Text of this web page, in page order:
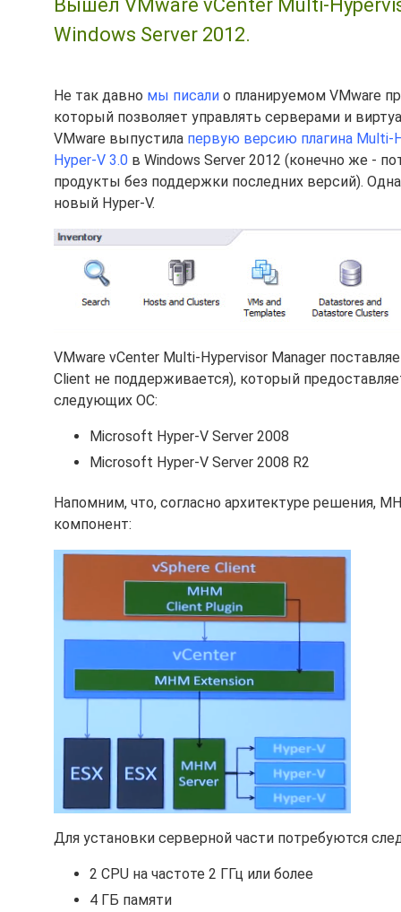
Вышел VMware vCenter Multi-
Windows Server 2012.
Не так давно мы писали о планируемом VMware
который позволяет управлять серверами и
VMware выпустила первую версию плагина Multi-
Hyper-V 3.0 в Windows Server 2012 (конечно же -
продукты без поддержки последних версий).
новый Hyper-V.
VMware vCenter Multi-Hypervisor Manager
Client не поддерживается), который
следующих ОС:
Microsoft Hyper-V Server 2008
Microsoft Hyper-V Server 2008 R2
Напомним, что, согласно архитектуре решения,
компонент:
Для установки серверной части потребуются
2 CPU на частоте 2 ГГц или более
4 ГБ памяти